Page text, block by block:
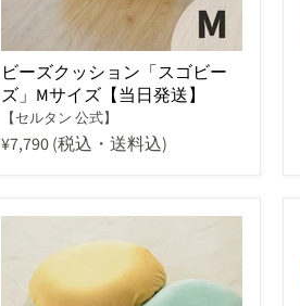
ビーズクッション「スゴビー
ズ」Mサイズ【当日発送】
【セルタン 公式】
¥7,790(税込・送料込)